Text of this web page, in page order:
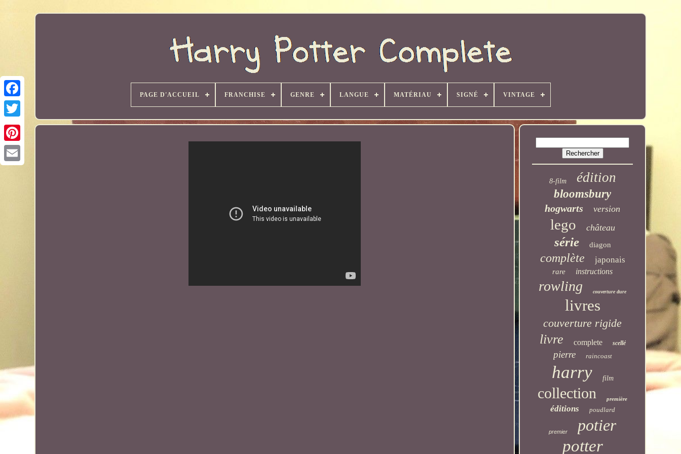
PAGE D'ACCUEIL FRANCHISE GENRE LANGUE MATÉRIAU SIGNÉ VINTAGE
8-film édition
bloomsbury
hogwarts version
lego château
série diagon
complète japonais
rare instructions
rowling couverture dure
livres
couverture rigide
livre complete scellé
pierre raincoast
harry film
collection première
éditions poudlard
premier
potier
potter